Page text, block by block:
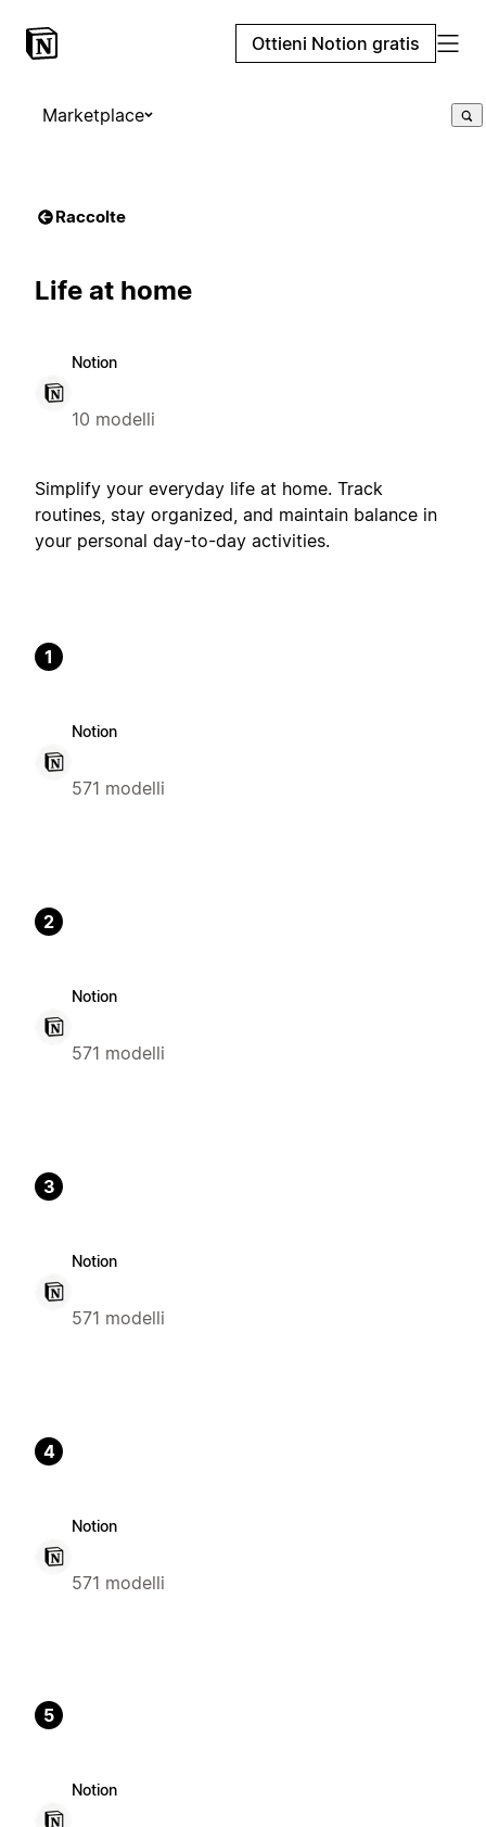
Ottieni Notion gratis
Marketplace
Raccolte
Life at home
Notion
10 modelli
Simplify your everyday life at home. Track
routines, stay organized, and maintain balance in
your personal day-to-day activities.
1
Notion
571 modelli
2
Notion
571 modelli
3
Notion
571 modelli
4
Notion
571 modelli
5
Notion